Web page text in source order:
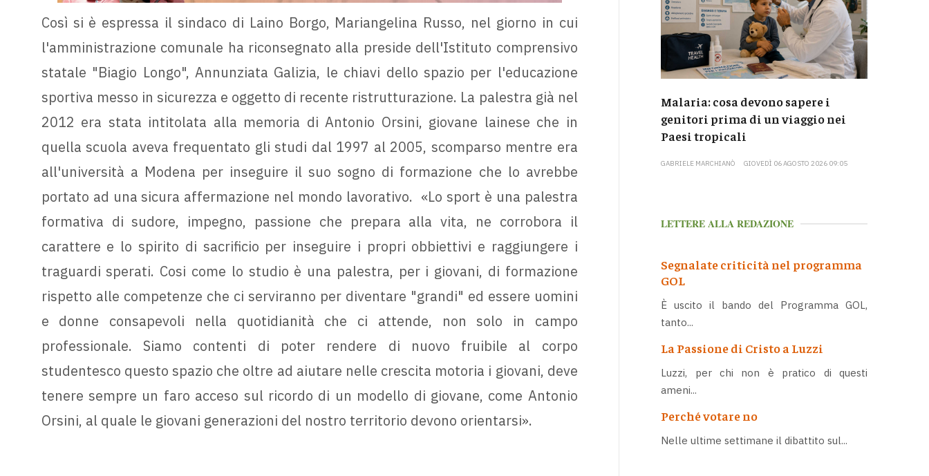
Così si è espressa il sindaco di Laino Borgo, Mariangelina Russo, nel giorno in cui
l'amministrazione comunale ha riconsegnato alla preside dell'Istituto comprensivo
statale "Biagio Longo", Annunziata Galizia, le chiavi dello spazio per l'educazione
sportiva messo in sicurezza e oggetto di recente ristrutturazione. La palestra già nel
2012 era stata intitolata alla memoria di Antonio Orsini, giovane lainese che in
quella scuola aveva frequentato gli studi dal 1997 al 2005, scomparso mentre era
all'università a Modena per inseguire il suo sogno di formazione che lo avrebbe
portato ad una sicura affermazione nel mondo lavorativo. «Lo sport è una palestra
formativa di sudore, impegno, passione che prepara alla vita, ne corrobora il
carattere e lo spirito di sacrificio per inseguire i propri obbiettivi e raggiungere i
traguardi sperati. Cosi come lo studio è una palestra, per i giovani, di formazione
rispetto alle competenze che ci serviranno per diventare "grandi" ed essere uomini
e donne consapevoli nella quotidianità che ci attende, non solo in campo
professionale. Siamo contenti di poter rendere di nuovo fruibile al corpo
studentesco questo spazio che oltre ad aiutare nelle crescita motoria i giovani, deve
tenere sempre un faro acceso sul ricordo di un modello di giovane, come Antonio
Orsini, al quale le giovani generazioni del nostro territorio devono orientarsi».
Malaria: cosa devono sapere i
genitori prima di un viaggio nei
Paesi tropicali
GABRIELE MARCHIANÒ GIOVEDÌ 06 AGOSTO 2026 09:05
LETTERE ALLA REDAZIONE
Segnalate criticità nel programma
GOL
È uscito il bando del Programma GOL,
tanto...
La Passione di Cristo a Luzzi
Luzzi, per chi non è pratico di questi
ameni...
Perché votare no
Nelle ultime settimane il dibattito sul...